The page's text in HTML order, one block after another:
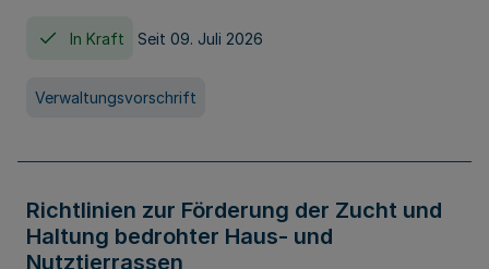
In Kraft Seit 09. Juli 2026
Verwaltungsvorschrift
Richtlinien zur Förderung der Zucht und
Haltung bedrohter Haus- und
Nutztierrassen